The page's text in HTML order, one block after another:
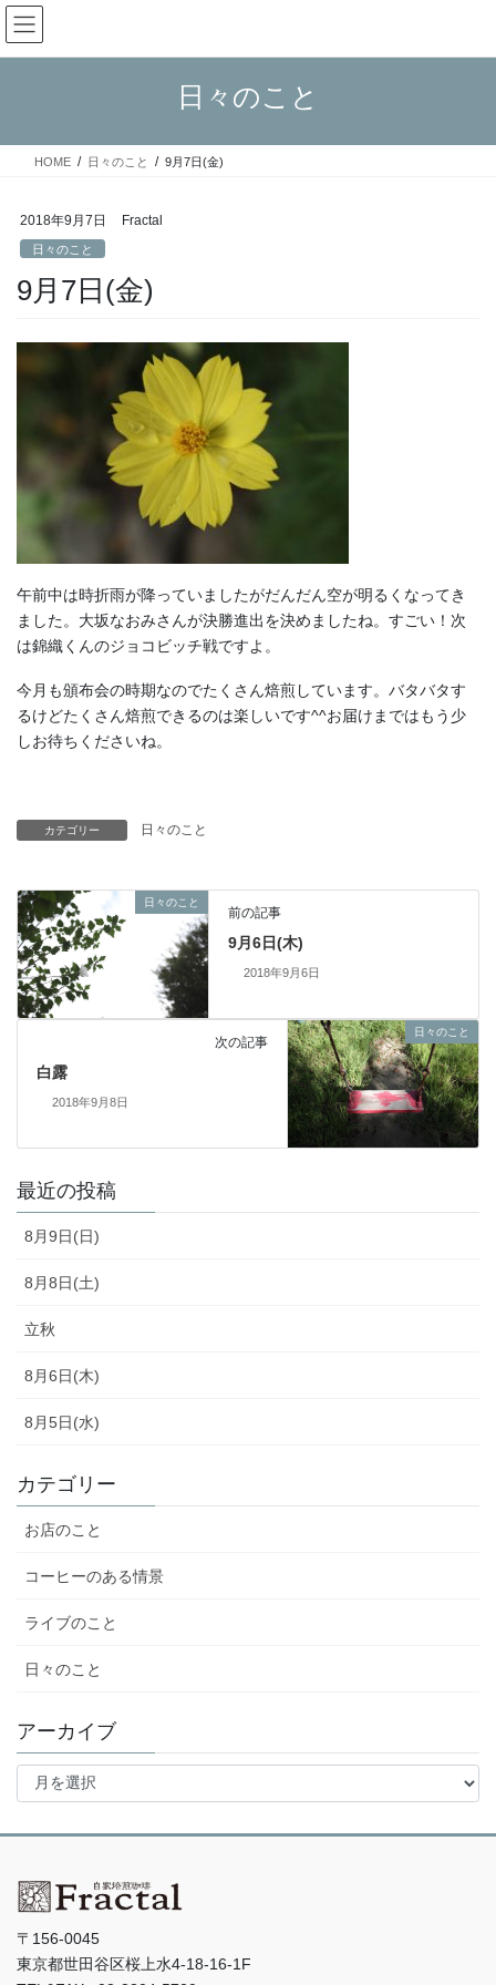
コ
ン
テ
ス
ナ
ビ
ゲ
ン
日々のこと
HOME 日々のこと 9月7日(金)
2018年9月7日 Fractal
日々のこと
9月7日(金)
午前中は時折雨が降っていましたがだんだん空が明るくなってき
ました。大坂なおみさんが決勝進出を決めましたね。すごい！次
は錦織くんのジョコビッチ戦ですよ。
今月も頒布会の時期なのでたくさん焙煎しています。バタバタす
るけどたくさん焙煎できるのは楽しいです^^お届けまではもう少
しお待ちくださいね。
カテゴリー 日々のこと
日々のこと
前の記事
9月6日(木)
2018年9月6日
日々のこと
次の記事
白露
2018年9月8日
最近の投稿
8月9日(日)
8月8日(土)
立秋
8月6日(木)
8月5日(水)
カテゴリー
お店のこと
コーヒーのある情景
ライブのこと
日々のこと
アーカイブ
ア
イ
〒156-0045
東京都世田谷区桜上水4-18-16-1F